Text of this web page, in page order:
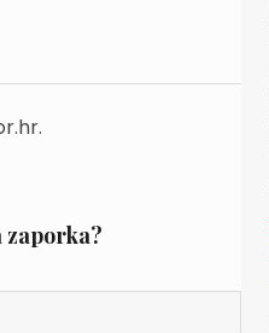
zaporka?